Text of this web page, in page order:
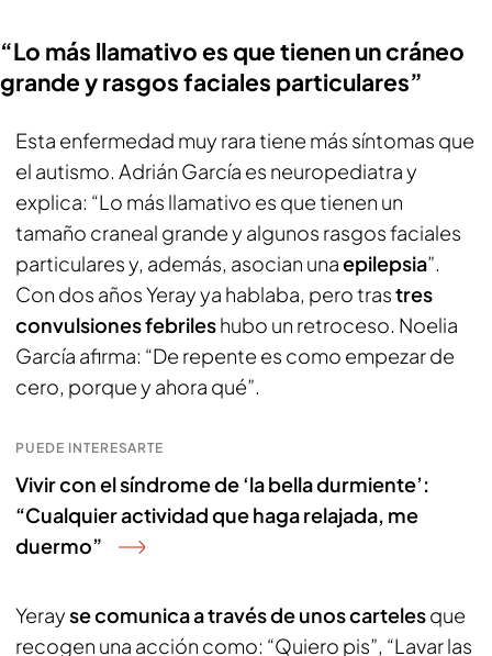
“Lo más llamativo es que tienen un cráneo
grande y rasgos faciales particulares”
Esta enfermedad muy rara tiene más síntomas que
el autismo. Adrián García es neuropediatra y
explica: “Lo más llamativo es que tienen un
tamaño craneal grande y algunos rasgos faciales
particulares y, además, asocian unaepilepsia”.
Con dos años Yeray ya hablaba, pero trastres
convulsiones febrileshubo un retroceso. Noelia
García afirma: “De repente es como empezar de
cero, porque y ahora qué”.
PUEDE INTERESARTE
Vivir con el síndrome de ‘la bella durmiente’:
“Cualquier actividad que haga relajada, me
duermo”
Yerayse comunica a través de unos cartelesque
recogen una acción como: “Quiero pis”, “Lavar las